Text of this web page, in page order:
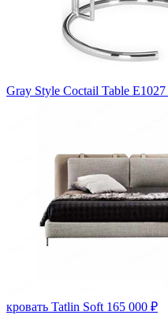
Gray Style Coctail Table E1027
кровать Tatlin Soft 165 000 ₽